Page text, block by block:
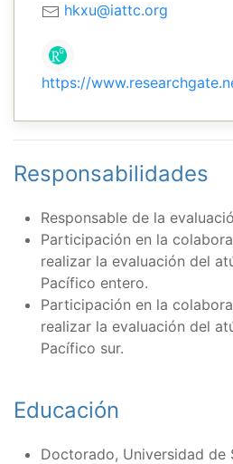
hkxu@iattc.org
https://
Responsabilidades
Responsable de la
Participación en la
realizar la evaluación del
Pacífico entero.
Participación en la
realizar la evaluación del
Pacífico sur.
Educación
Doctorado, Universidad de